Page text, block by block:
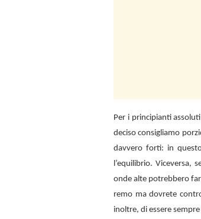
Per i principianti
deciso consigliamo
davvero forti: in
l’equilibrio. Viceversa,
onde alte potrebbero
remo ma dovrete
inoltre, di essere